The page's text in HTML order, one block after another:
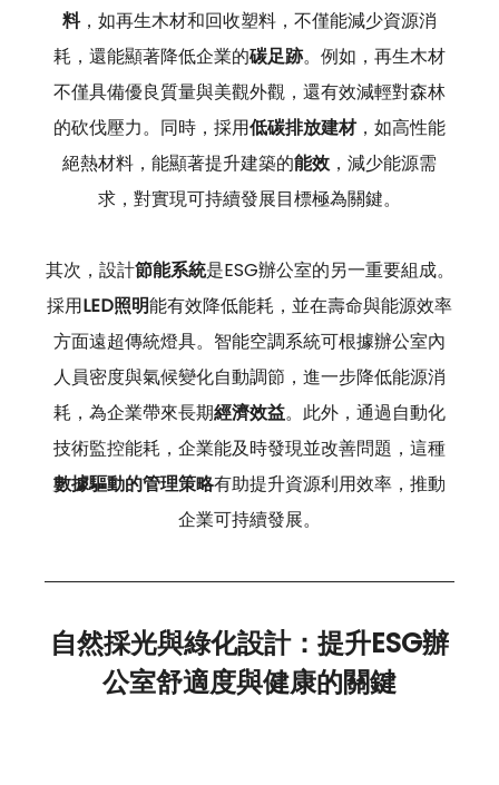
料，如再生木材和回收塑料，不僅能減少資源消
耗，還能顯著降低企業的碳足跡。例如，再生木材
不僅具備優良質量與美觀外觀，還有效減輕對森林
的砍伐壓力。同時，採用低碳排放建材，如高性能
絕熱材料，能顯著提升建築的能效，減少能源需
求，對實現可持續發展目標極為關鍵。
其次，設計節能系統是ESG辦公室的另一重要組成。
採用LED照明能有效降低能耗，並在壽命與能源效率
方面遠超傳統燈具。智能空調系統可根據辦公室內
人員密度與氣候變化自動調節，進一步降低能源消
耗，為企業帶來長期經濟效益。此外，通過自動化
技術監控能耗，企業能及時發現並改善問題，這種
數據驅動的管理策略有助提升資源利用效率，推動
企業可持續發展。
自然採光與綠化設計：提升ESG辦
公室舒適度與健康的關鍵